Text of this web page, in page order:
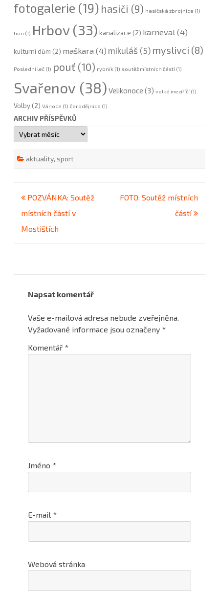
fotogalerie (19) hasiči (9) hasičská zbrojnice (1)
hon (1) Hrbov(33) kanalizace (2) karneval (4)
kulturní dům (2) maškara (4) mikuláš (5) myslivci (8)
Poslední leč (1) pouť (10) rybník (1) soutěž místních částí (1)
Svařenov (38) Velikonoce (3) velké meziříčí (1)
Volby (2) Vánoce (1) čarodějnice (1)
ARCHIV PŘÍSPĚVKŮ
Archiv
příspěvků
aktuality, sport
Navigace
pro
příspěvek
POZVÁNKA: Soutěž
místních částí v
Mostištích
FOTO: Soutěž místních
částí
Napsat komentář
Vaše e-mailová adresa nebude zveřejněna.
Vyžadované informace jsou označeny *
Komentář *
Jméno *
E-mail *
Webová stránka